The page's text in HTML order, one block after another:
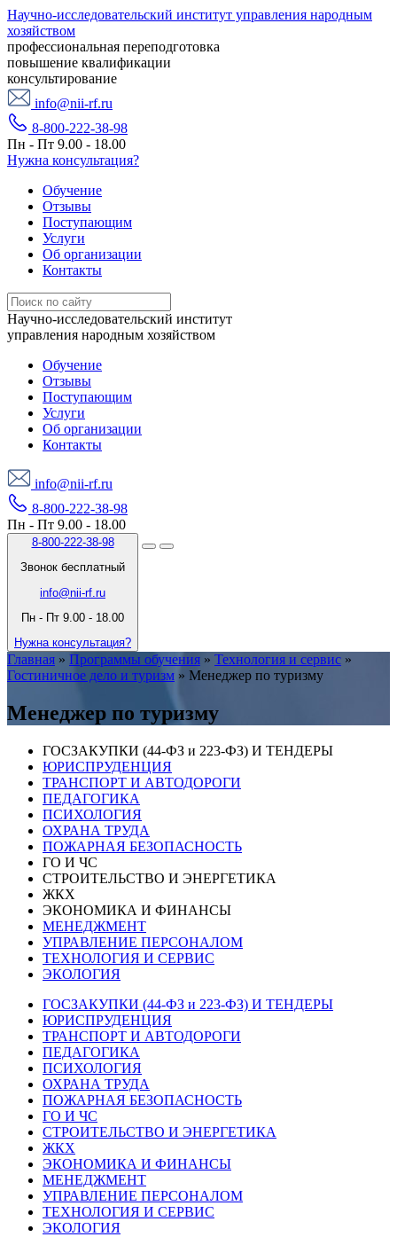
Научно-исследовательский институт управления народным
хозяйством
профессиональная переподготовка
повышение квалификации
консультирование
info@nii-rf.ru
8-800-222-38-98
Пн - Пт 9.00 - 18.00
Нужна консультация?
Обучение
Отзывы
Поступающим
Услуги
Об организации
Контакты
Научно-исследовательский институт
управления народным хозяйством
Обучение
Отзывы
Поступающим
Услуги
Об организации
Контакты
info@nii-rf.ru
8-800-222-38-98
Пн - Пт 9.00 - 18.00
8-800-222-38-98
Звонок бесплатный
info@nii-rf.ru
Пн - Пт 9.00 - 18.00
Нужна консультация?
Главная » Программы обучения » Технология и сервис »
Гостиничное дело и туризм » Менеджер по туризму
Менеджер по туризму
ГОСЗАКУПКИ (44-ФЗ и 223-ФЗ) И ТЕНДЕРЫ
ЮРИСПРУДЕНЦИЯ
ТРАНСПОРТ И АВТОДОРОГИ
ПЕДАГОГИКА
ПСИХОЛОГИЯ
ОХРАНА ТРУДА
ПОЖАРНАЯ БЕЗОПАСНОСТЬ
ГО И ЧС
СТРОИТЕЛЬСТВО И ЭНЕРГЕТИКА
ЖКХ
ЭКОНОМИКА И ФИНАНСЫ
МЕНЕДЖМЕНТ
УПРАВЛЕНИЕ ПЕРСОНАЛОМ
ТЕХНОЛОГИЯ И СЕРВИС
ЭКОЛОГИЯ
ГОСЗАКУПКИ (44-ФЗ и 223-ФЗ) И ТЕНДЕРЫ
ЮРИСПРУДЕНЦИЯ
ТРАНСПОРТ И АВТОДОРОГИ
ПЕДАГОГИКА
ПСИХОЛОГИЯ
ОХРАНА ТРУДА
ПОЖАРНАЯ БЕЗОПАСНОСТЬ
ГО И ЧС
СТРОИТЕЛЬСТВО И ЭНЕРГЕТИКА
ЖКХ
ЭКОНОМИКА И ФИНАНСЫ
МЕНЕДЖМЕНТ
УПРАВЛЕНИЕ ПЕРСОНАЛОМ
ТЕХНОЛОГИЯ И СЕРВИС
ЭКОЛОГИЯ